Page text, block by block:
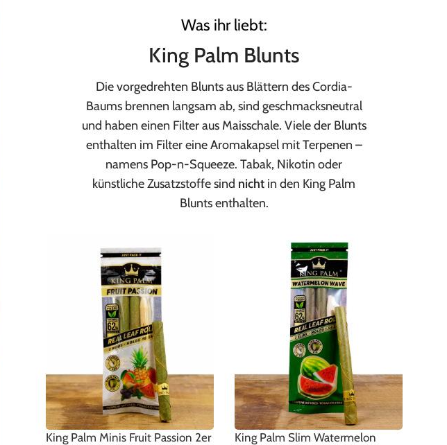
Was ihr liebt:
King Palm Blunts
Die vorgedrehten Blunts aus Blättern des Cordia-
Baums brennen langsam ab, sind geschmacksneutral
und haben einen Filter aus Maisschale. Viele der Blunts
enthalten im Filter eine Aromakapsel mit Terpenen –
namens Pop-n-Squeeze. Tabak, Nikotin oder
künstliche Zusatzstoffe sind nicht in den King Palm
Blunts enthalten.
King Palm Minis Fruit Passion 2er
King Palm Slim Watermelon